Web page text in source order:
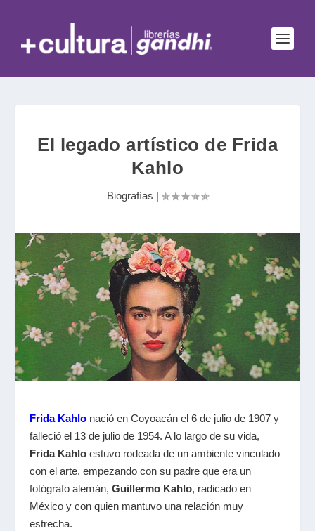
El legado artístico de Frida
Kahlo
Biografías |
Frida Kahlo nació en Coyoacán el 6 de julio de 1907 y
falleció el 13 de julio de 1954. A lo largo de su vida,
Frida Kahlo estuvo rodeada de un ambiente vinculado
con el arte, empezando con su padre que era un
fotógrafo alemán,Guillermo Kahlo, radicado en
México y con quien mantuvo una relación muy
estrecha.